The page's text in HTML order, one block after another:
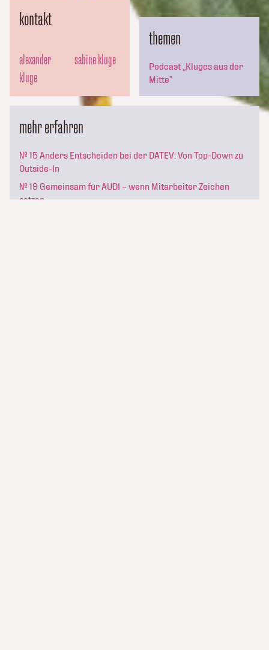
kontakt
alexander
kluge
sabine kluge
themen
Podcast „Kluges aus der
Mitte”
mehr erfahren
№ 15 Anders Entscheiden bei der DATEV: Von Top-Down zu
Outside-In
№ 19 Gemeinsam für AUDI – wenn Mitarbeiter Zeichen
setzen